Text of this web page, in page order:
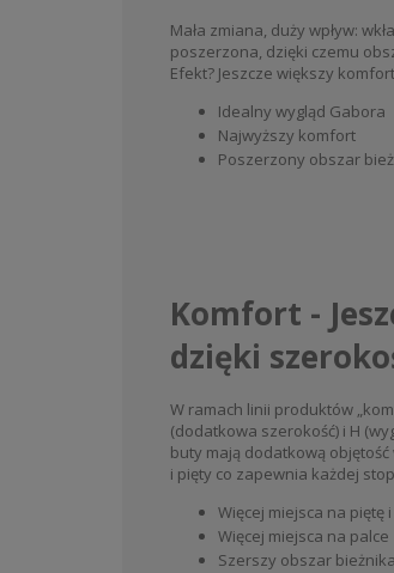
Mała zmiana, duży wpływ:
poszerzona, dzięki czemu
Efekt? Jeszcze większy
Idealny wygląd Gabora
Najwyższy komfort
Poszerzony obszar
Komfort -
dzięki
W ramach linii produktów
(dodatkowa szerokość) i H
buty mają dodatkową
i pięty co zapewnia każdej
Więcej miejsca na piętę
Więcej miejsca na palce
Szerszy obszar bieżnika